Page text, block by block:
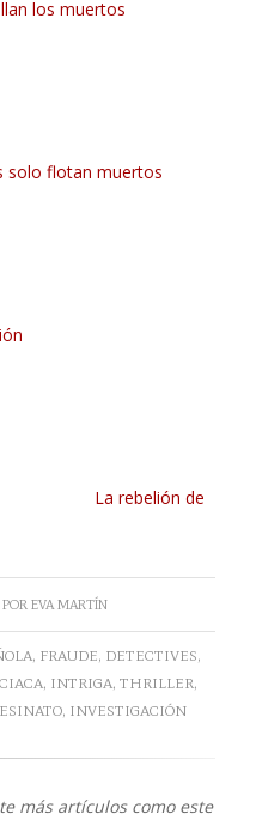
los muertos
solo flotan muertos
La rebelión de
POREVA MARTÍN
, FRAUDE, DETECTIVES,
, INTRIGA, THRILLER,
, INVESTIGACIÓN
más artículos como este